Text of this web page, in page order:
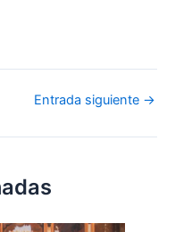
Entrada siguiente →